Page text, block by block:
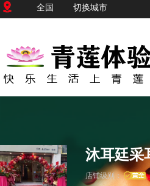
全国 切换城市
沐耳廷采
店铺级别：